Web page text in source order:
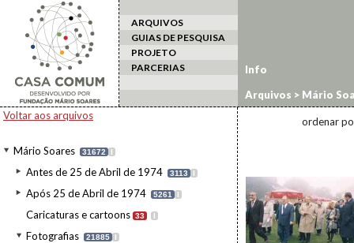
ARQUIVOS
GUIAS DE PESQUISA
PROJETO
PARCERIAS
Voltar aos arquivos
Mário Soares 31672 I
Antes de 25 de Abril de 1974 3113 I
Após 25 de Abril de 1974 5261 I
Caricaturas e cartoons 33 I
Fotografias 21885 I
Info
Arquivos > Mário
estrangeiro>RFA/88
ordenar